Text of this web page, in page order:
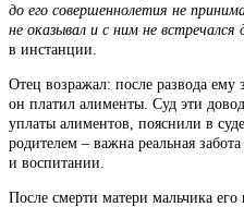
до его совершеннолетия не
не оказывал и с ним не встречался
в инстанции.
Отец возражал: после развода ему
он платил алименты. Суд эти
уплаты алиментов, пояснили в
родителем – важна реальная
и воспитании.
После смерти матери мальчика